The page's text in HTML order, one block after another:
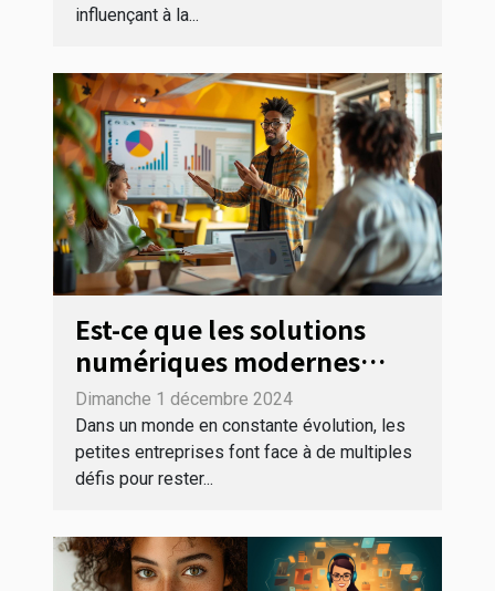
influençant à la...
Est-ce que les solutions
numériques modernes
sont bénéfiques pour les
petites entreprises ?
Dimanche 1 décembre 2024
Dans un monde en constante évolution, les
petites entreprises font face à de multiples
défis pour rester...